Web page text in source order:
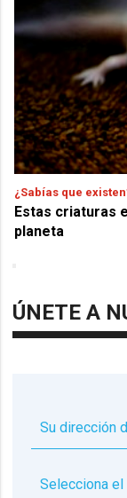
¿Sabías que
Estas criaturas
planeta
ÚNETE A